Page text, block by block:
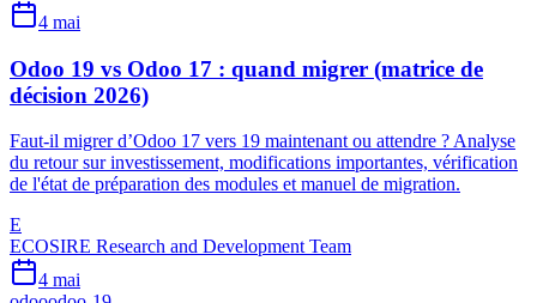
4 mai
Odoo 19 vs Odoo 17 : quand migrer (matrice de
décision 2026)
Faut-il migrer d’Odoo 17 vers 19 maintenant ou attendre ? Analyse
du retour sur investissement, modifications importantes, vérification
de l'état de préparation des modules et manuel de migration.
E
ECOSIRE Research and Development Team
4 mai